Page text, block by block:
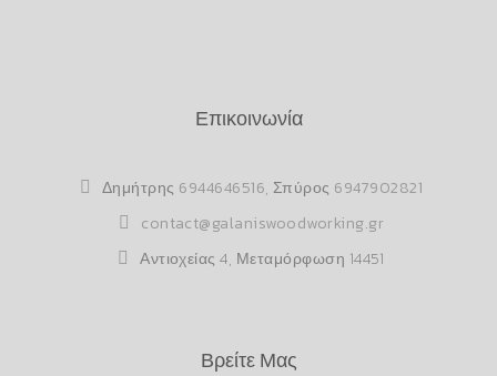
Επικοινωνία
Δημήτρης 6944646516, Σπύρος 6947902821
contact@galaniswoodworking.gr
Αντιοχείας 4, Μεταμόρφωση 14451
Βρείτε Μας